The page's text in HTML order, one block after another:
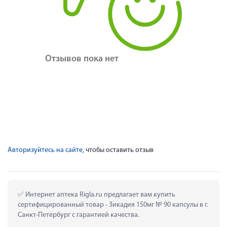
Отзывов пока нет
Авторизуйтесь на сайте, чтобы оставить отзыв
Интернет аптека Rigla.ru предлагает вам купить
сертифицированный товар - Зикадия 150мг № 90 капсулы в г.
Санкт-Петербург с гарантией качества.